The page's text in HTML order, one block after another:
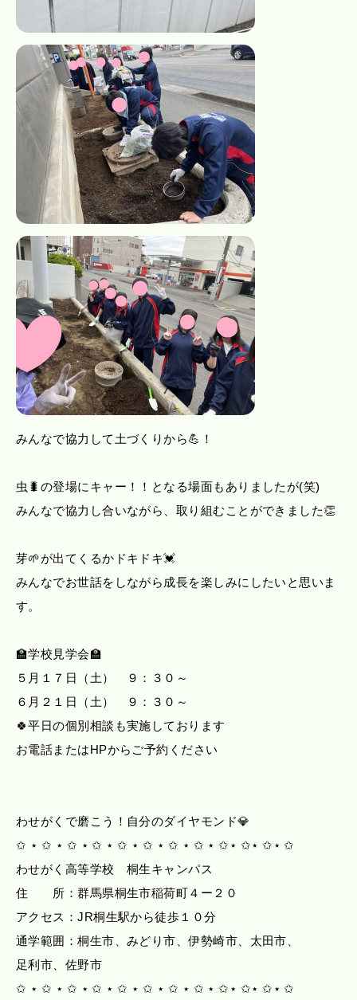
みんなで協力して土づくりから💪！
虫🐛の登場にキャー！！となる場面もありましたが(笑)
みんなで協力し合いながら、取り組むことができました👏
芽🌱が出てくるかドキドキ💓
みんなでお世話をしながら成長を楽しみにしたいと思いま
す。
🏫学校見学会🏫
５月１７日（土） ９：３０～
６月２１日（土） ９：３０～
🍀平日の個別相談も実施しております
お電話またはHPからご予約ください
わせがくで磨こう！自分のダイヤモンド💎
✩ ⋆ ✩ ⋆ ✩ ⋆ ✩ ⋆ ✩ ⋆ ✩ ⋆ ✩ ⋆ ✩ ⋆ ✩⋆ ✩⋆ ✩⋆ ✩
わせがく高等学校 桐生キャンパス
住 所：群馬県桐生市稲荷町４ー２０
アクセス：JR桐生駅から徒歩１０分
通学範囲：桐生市、みどり市、伊勢崎市、太田市、
足利市、佐野市
✩ ⋆ ✩ ⋆ ✩ ⋆ ✩ ⋆ ✩ ⋆ ✩ ⋆ ✩ ⋆ ✩ ⋆ ✩⋆ ✩⋆ ✩⋆ ✩